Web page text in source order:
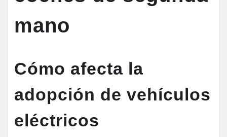
mano
Cómo afecta la
adopción de vehículos
eléctricos